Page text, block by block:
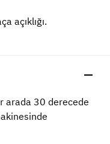
açıklığı.
arada 30 derecede